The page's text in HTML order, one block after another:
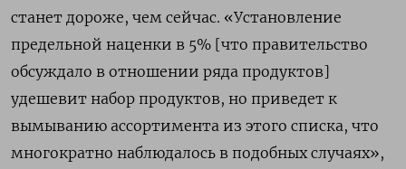
станет дороже, чем сейчас. «Установление
предельной наценки в 5% [что правительство
обсуждало в отношении ряда продуктов]
удешевит набор продуктов, но приведет к
вымыванию ассортимента из этого списка, что
многократно наблюдалось в подобных случаях»,